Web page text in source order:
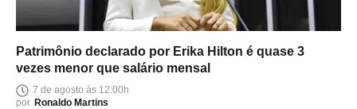
Patrimônio declarado por Erika Hilton é quase 3
vezes menor que salário mensal
7 de agosto às 12:00h
por Ronaldo Martins